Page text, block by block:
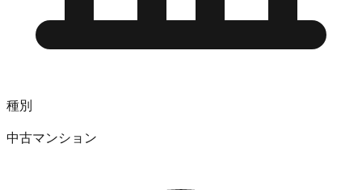
種別
中古マンション